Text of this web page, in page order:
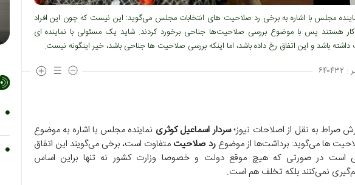
مجلس با اشاره به برخی رد صلاحیت های انتخابات مجلس می‌گوید: این نیست که چون این افراد
هستند پس با موضوع بررسی صلاحیت‌ها جناحی برخورد کردند. شاید یک مسئولی با نماینده ای
داشته باشد و این اتفاق رخ داده باشد، اما اینکه بررسی صلاحیت ها جناحی باشد، خیر اینگونه نیست.
: ۶۴۰۴۳۲
صراط به نقل از اصلاحات نیوز؛سردار اسماعیل کوثری نماینده مجلس با اشاره به موضوع
ها می‌گوید: برداشت‌ها از موضوعرد صلاحیت متفاوت است، برخی می‌گویند این اتفاق
است در صورتی که هیچ موقع دولت و خصوصا وزارت کشور نه تنها براین اساس
نمی‌کنند بلکه تخلف هم است.